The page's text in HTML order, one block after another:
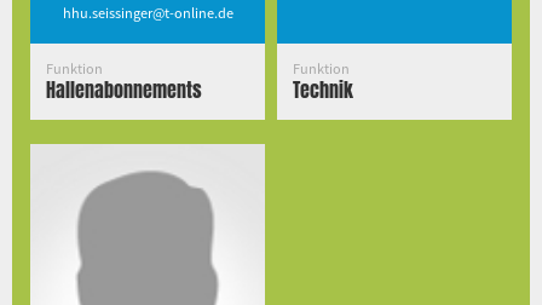
hhu.seissinger@t-online.de
Funktion
Hallenabonnements
Funktion
Technik